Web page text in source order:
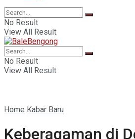
No Result
View All Result
No Result
View All Result
Home Kabar Baru
Keberagaman di